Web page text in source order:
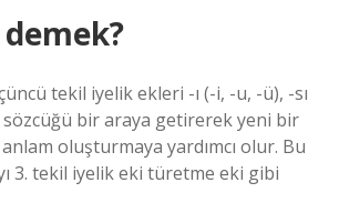
tekil iyelik ekleri -ı (-i, -u, -ü), -sı
sözcüğü bir araya getirerek yeni bir
oluşturmaya yardımcı olur. Bu
3. tekil iyelik eki türetme eki gibi